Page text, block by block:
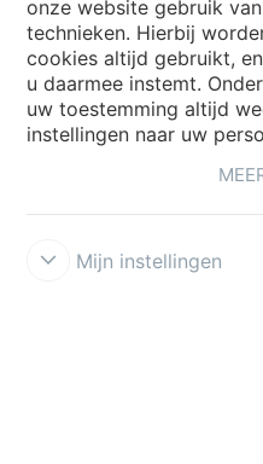
Kies uw land
My Forbo
onze website gebruik
technieken. Hierbij
cookies altijd gebruikt,
u daarmee instemt.
uw toestemming altijd
instellingen naar uw
Mijn instellingen